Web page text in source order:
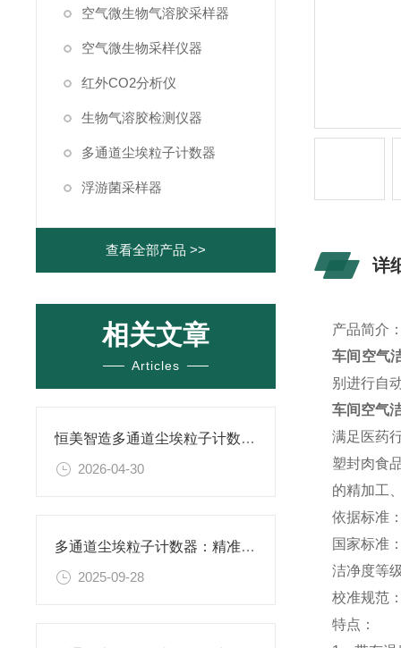
空气微生物气溶胶采样器
空气微生物采样仪器
红外CO2分析仪
生物气溶胶检测仪器
多通道尘埃粒子计数器
浮游菌采样器
查看全部产品 >>
相关文章
Articles
恒美智造多通道尘埃粒子计数器-车间洁净度检测仪品牌盘点
2026-04-30
多通道尘埃粒子计数器：精准监测空气质量的核心设备
2025-09-28
详
产品简介
车间空气
别进行自
车间空气
满足医药
塑封肉食
的精加工
依据标准
国家标准
洁净度等
校准规范
特点：